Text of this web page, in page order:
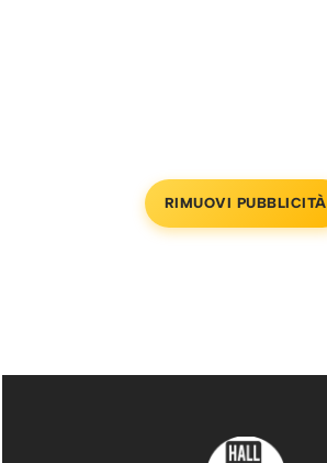
RIMUOVI PUBBLICITÀ